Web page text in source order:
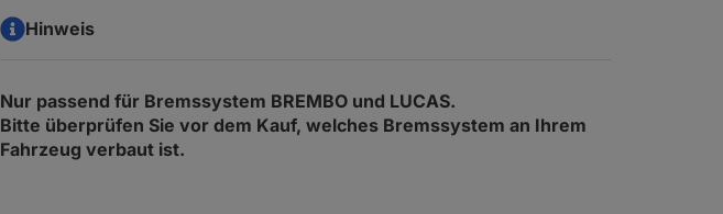
Hinweis
Nur passend für Bremssystem BREMBO und LUCAS.
Bitte überprüfen Sie vor dem Kauf, welches Bremssystem an Ihrem
Fahrzeug verbaut ist.